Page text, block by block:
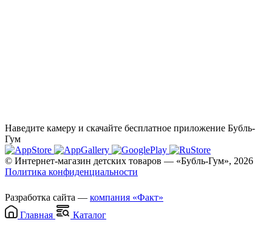
Наведите камеру и скачайте бесплатное приложение Бубль-
Гум
© Интернет-магазин детских товаров — «Бубль-Гум», 2026
Политика конфиденциальности
Разработка сайта — компания «Факт»
Главная
Каталог